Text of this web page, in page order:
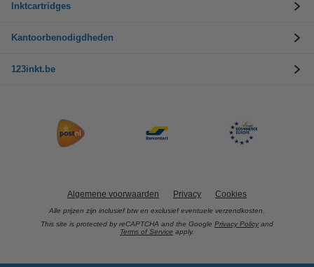
Inktcartridges
Kantoorbenodigdheden
123inkt.be
Algemene voorwaarden Privacy Cookies
Alle prijzen zijn inclusief btw en exclusief eventuele verzendkosten.
This site is protected by reCAPTCHA and the Google Privacy Policy and
Terms of Service apply.